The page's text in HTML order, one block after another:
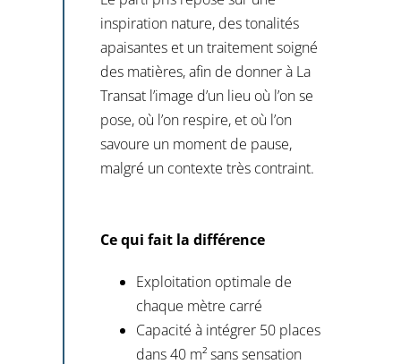
inspiration nature, des tonalités
apaisantes et un traitement soigné
des matières, afin de donner à La
Transat l’image d’un lieu où l’on se
pose, où l’on respire, et où l’on
savoure un moment de pause,
malgré un contexte très contraint.
Ce qui fait la différence
Exploitation optimale de
chaque mètre carré
Capacité à intégrer 50 places
dans 40 m² sans sensation